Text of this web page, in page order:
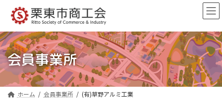
ン
ツ
へ
ス
キ
ッ
ー
シ
ョ
ン
に
移
会員事業所
ホーム 会員事業所 (有)草野アルミ工業